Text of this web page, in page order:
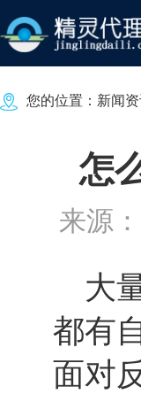
您的位置： 新闻
怎
来源
大
都有
面对